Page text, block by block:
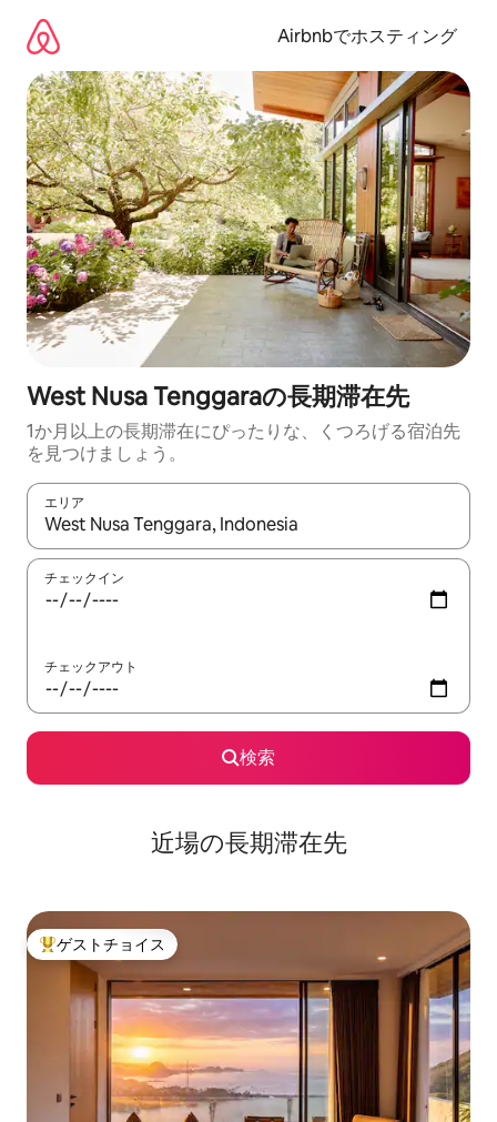
Airbnbでホスティング
West Nusa Tenggaraの長期滞在先
1か月以上の長期滞在にぴったりな、くつろげる宿泊先
を見つけましょう。
エリア
検索結果が表示されたら、上下の矢印キーを使って移動するか
チェックイン
チェックアウト
検索
近場の長期滞在先
大好評のゲストチョイスです。
ゲストチョイス